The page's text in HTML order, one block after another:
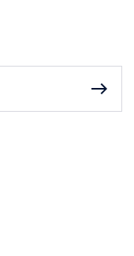
east